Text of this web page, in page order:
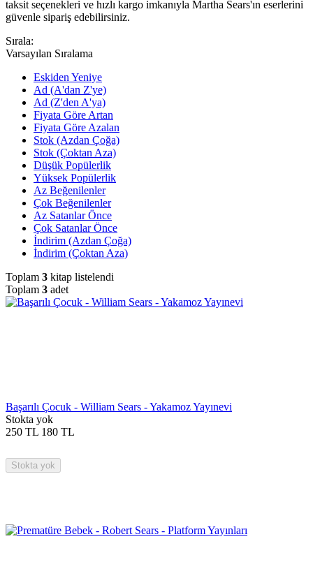
taksit seçenekleri ve hızlı kargo imkanıyla Martha Sears'ın eserlerini
güvenle sipariş edebilirsiniz.
Sırala:
Varsayılan Sıralama
Eskiden Yeniye
Ad (A'dan Z'ye)
Ad (Z'den A'ya)
Fiyata Göre Artan
Fiyata Göre Azalan
Stok (Azdan Çoğa)
Stok (Çoktan Aza)
Düşük Popülerlik
Yüksek Popülerlik
Az Beğenilenler
Çok Beğenilenler
Az Satanlar Önce
Çok Satanlar Önce
İndirim (Azdan Çoğa)
İndirim (Çoktan Aza)
Toplam 3 kitap listelendi
Toplam 3 adet
Başarılı Çocuk - William Sears - Yakamoz Yayınevi
Stokta yok
250 TL 180 TL
Stokta yok